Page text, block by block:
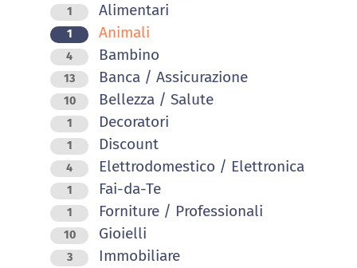
1 Alimentari
1 Animali
4 Bambino
13 Banca / Assicurazione
10 Bellezza / Salute
1 Decoratori
1 Discount
4 Elettrodomestico / Elettronica
1 Fai-da-Te
1 Forniture / Professionali
10 Gioielli
3 Immobiliare